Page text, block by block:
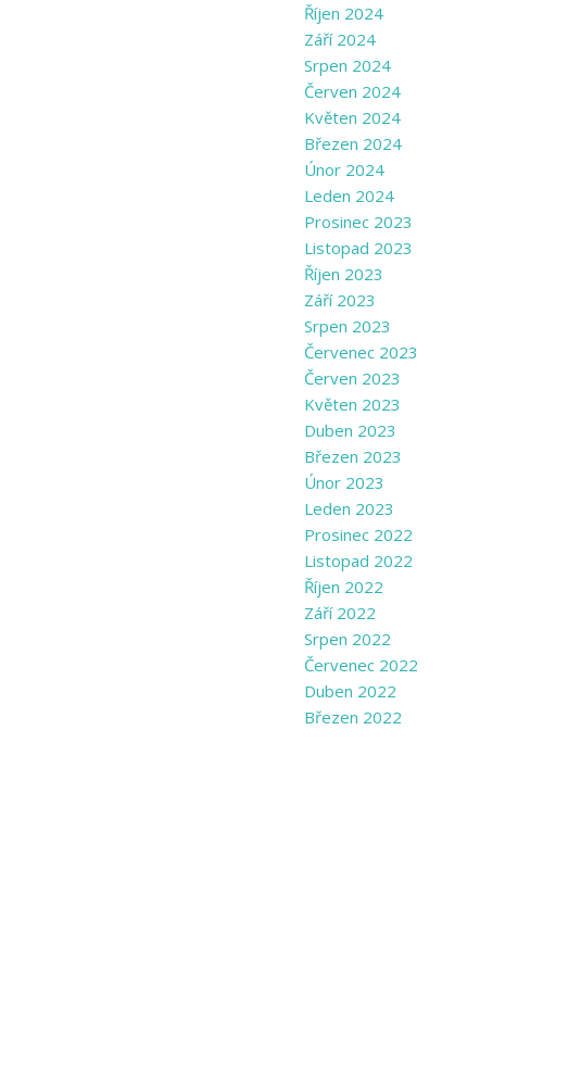
Říjen 2024
Září 2024
Srpen 2024
Červen 2024
Květen 2024
Březen 2024
Únor 2024
Leden 2024
Prosinec 2023
Listopad 2023
Říjen 2023
Září 2023
Srpen 2023
Červenec 2023
Červen 2023
Květen 2023
Duben 2023
Březen 2023
Únor 2023
Leden 2023
Prosinec 2022
Listopad 2022
Říjen 2022
Září 2022
Srpen 2022
Červenec 2022
Duben 2022
Březen 2022